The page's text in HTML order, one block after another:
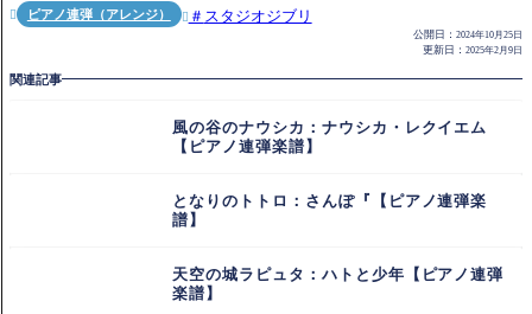
 ピアノ連弾（アレンジ）  スタジオジブリ
公開日： 2024年10月25日
更新日： 2025年2月9日
関連記事
風の谷のナウシカ：ナウシカ・レクイエム
【ピアノ連弾楽譜】
となりのトトロ：さんぽ『【ピアノ連弾楽
譜】
天空の城ラピュタ：ハトと少年【ピアノ連弾
楽譜】